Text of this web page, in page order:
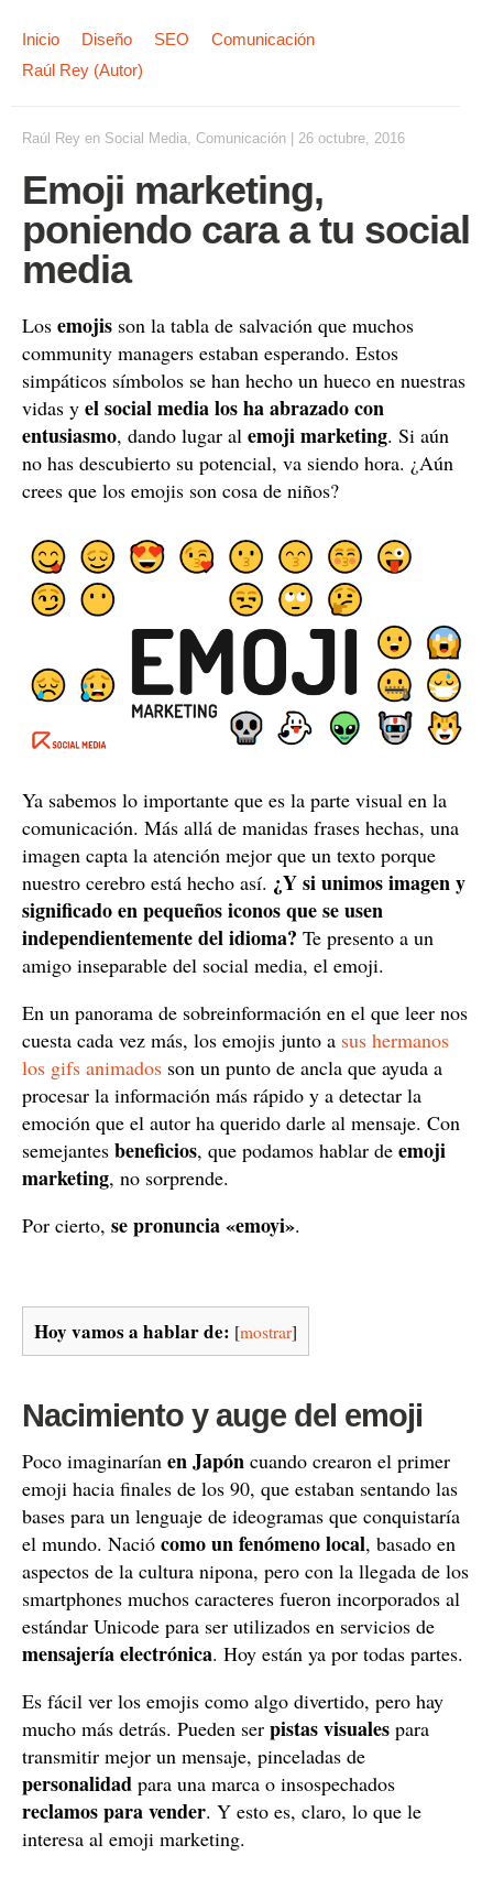
Inicio Diseño SEO
Comunicación
Raúl Rey (Autor)
Raúl Rey en Social Media, Comunicación 26 octubre, 2016
Emoji marketing,
poniendo cara a tu social
media
Los emojis son la tabla de salvación que muchos
community managers estaban esperando. Estos
simpáticos símbolos se han hecho un hueco en nuestras
vidas y el social media los ha abrazado con
entusiasmo, dando lugar al emoji marketing. Si aún
no has descubierto su potencial, va siendo hora. ¿Aún
crees que los emojis son cosa de niños?
Ya sabemos lo importante que es la parte visual en la
comunicación. Más allá de manidas frases hechas, una
imagen capta la atención mejor que un texto porque
nuestro cerebro está hecho así. ¿Y si unimos imagen y
significado en pequeños iconos que se usen
independientemente del idioma? Te presento a un
amigo inseparable del social media, el emoji.
En un panorama de sobreinformación en el que leer nos
cuesta cada vez más, los emojis junto a sus hermanos
los gifs animados son un punto de ancla que ayuda a
procesar la información más rápido y a detectar la
emoción que el autor ha querido darle al mensaje. Con
semejantes beneficios, que podamos hablar de emoji
marketing, no sorprende.
Por cierto, se pronuncia «emoyi».
Hoy vamos a hablar de: [mostrar]
Nacimiento y auge del emoji
Poco imaginarían en Japón cuando crearon el primer
emoji hacia finales de los 90, que estaban sentando las
bases para un lenguaje de ideogramas que conquistaría
el mundo. Nació como un fenómeno local, basado en
aspectos de la cultura nipona, pero con la llegada de los
smartphones muchos caracteres fueron incorporados al
estándar Unicode para ser utilizados en servicios de
mensajería electrónica. Hoy están ya por todas partes.
Es fácil ver los emojis como algo divertido, pero hay
mucho más detrás. Pueden ser pistas visuales para
transmitir mejor un mensaje, pinceladas de
personalidad para una marca o insospechados
reclamos para vender. Y esto es, claro, lo que le
interesa al emoji marketing.